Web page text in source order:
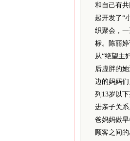
和自己有
起开发了“
织聚会，
标。陈丽
从“绝望主
后虚胖的
边的妈妈
列13岁以
进亲子关
爸妈妈做
顾客之间